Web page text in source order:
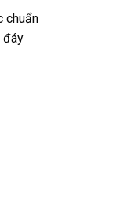
chuẩn
đáy